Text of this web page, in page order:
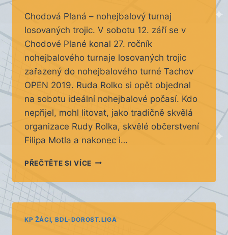
Chodová Planá – nohejbalový turnaj
losovaných trojic. V sobotu 12. září se v
Chodové Plané konal 27. ročník
nohejbalového turnaje losovaných trojic
zařazený do nohejbalového turné Tachov
OPEN 2019. Ruda Rolko si opět objednal
na sobotu ideální nohejbalové počasí. Kdo
nepřijel, mohl litovat, jako tradičně skvělá
organizace Rudy Rolka, skvělé občerstvení
Filipa Motla a nakonec i…
PŘEČTĚTE SI VÍCELOSOVANÝ
TROJIC
CHODOVÁ
KP ŽÁCI, BDL-DOROST.LIGA